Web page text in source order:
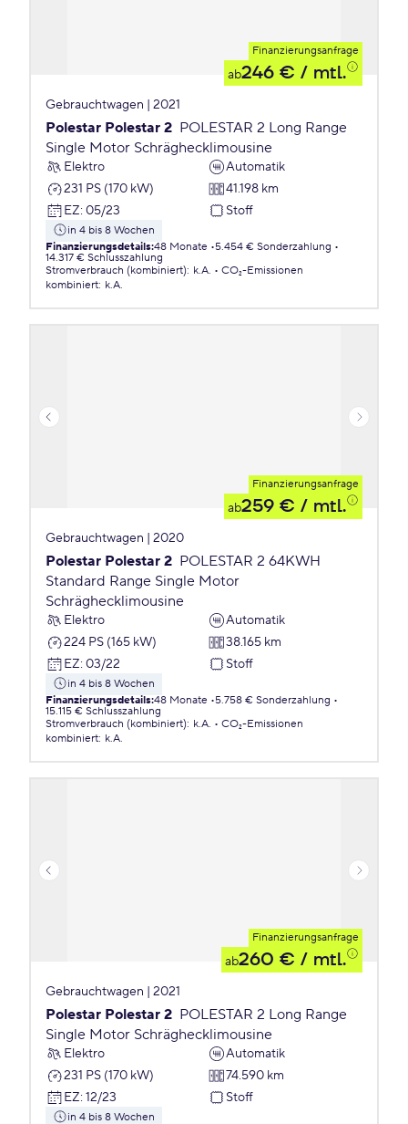
Finanzierungsanfrage
ab246 € / mtl.
Gebrauchtwagen | 2021
Polestar Polestar 2 POLESTAR 2 Long Range
Single Motor Schräghecklimousine
Elektro
Automatik
231 PS (170 kW)
41.198 km
EZ: 05/23 Stoff
in 4 bis 8 Wochen
Finanzierungsdetails:48 Monate 5.454 € Sonderzahlung
14.317 € Schlusszahlung
Stromverbrauch (kombiniert): k.A.
CO₂-Emissionen
kombiniert: k.A.
Finanzierungsanfrage
ab259 € / mtl.
Gebrauchtwagen | 2020
Polestar Polestar 2 POLESTAR 2 64KWH
Standard Range Single Motor
Schräghecklimousine
Elektro
Automatik
224 PS (165 kW)
38.165 km
EZ: 03/22 Stoff
in 4 bis 8 Wochen
Finanzierungsdetails:48 Monate 5.758 € Sonderzahlung
15.115 € Schlusszahlung
Stromverbrauch (kombiniert): k.A.
CO₂-Emissionen
kombiniert: k.A.
Finanzierungsanfrage
ab260 € / mtl.
Gebrauchtwagen | 2021
Polestar Polestar 2 POLESTAR 2 Long Range
Single Motor Schräghecklimousine
Elektro
Automatik
231 PS (170 kW)
74.590 km
EZ: 12/23 Stoff
in 4 bis 8 Wochen